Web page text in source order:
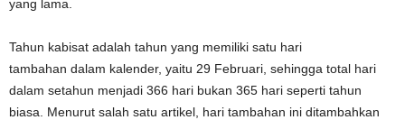
yang lama.
Tahun kabisat adalah tahun yang memiliki satu hari
tambahan dalam kalender, yaitu 29 Februari, sehingga total hari
dalam setahun menjadi 366 hari bukan 365 hari seperti tahun
biasa. Menurut salah satu artikel, hari tambahan ini ditambahkan